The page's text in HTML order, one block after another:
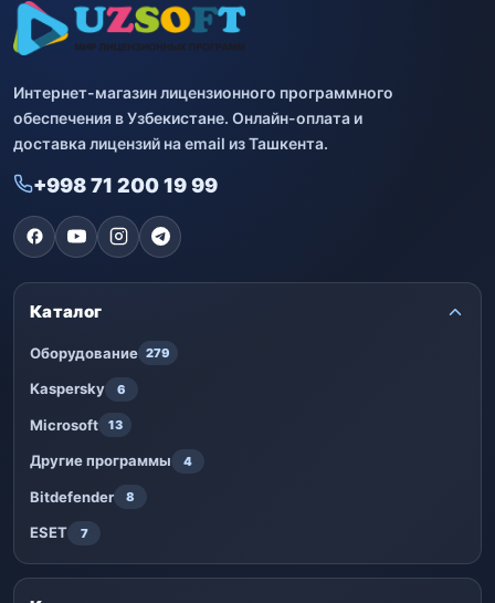
Интернет-магазин лицензионного программного
обеспечения в Узбекистане. Онлайн-оплата и
доставка лицензий на email из Ташкента.
+998 71 200 19 99
Каталог
Оборудование 279
Kaspersky 6
Microsoft 13
Другие программы 4
Bitdefender 8
ESET 7